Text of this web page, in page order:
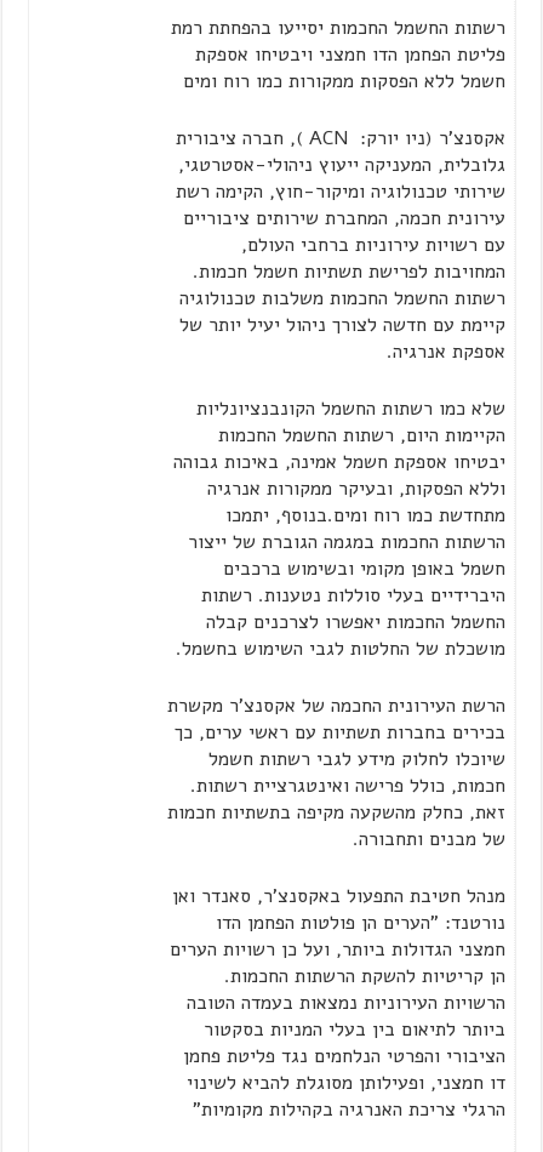
רשתות החשמל החכמות יסייעו בהפחתת רמת
פליטת הפחמן הדו חמצני ויבטיחו אספקת
חשמל ללא הפסקות ממקורות כמו רוח ומים
אקסנצ'ר (ניו יורק: ACN
), חברה ציבורית
גלובלית, המעניקה ייעוץ ניהולי-אסטרטגי,
שירותי טכנולוגיה ומיקור-חוץ, הקימה רשת
עירונית חכמה, המחברת שירותים ציבוריים
עם רשויות עירוניות ברחבי העולם,
המחויבות לפרישת תשתיות חשמל חכמות.
רשתות החשמל החכמות משלבות טכנולוגיה
קיימת עם חדשהלצורך ניהול יעיל יותר של
אספקת אנרגיה.
שלא כמו רשתות החשמל הקונבנציונליות
הקיימות היום, רשתות החשמל החכמות
יבטיחו אספקת חשמל אמינה, באיכות גבוהה
וללא הפסקות, ובעיקר ממקורות אנרגיה
מתחדשת כמו רוח ומים.בנוסף, יתמכו
הרשתות החכמות במגמה הגוברת של ייצור
חשמל באופן מקומי ובשימוש ברכבים
היברידיים בעלי סוללות נטענות. רשתות
החשמל החכמות יאפשרו לצרכנים קבלה
מושכלת של החלטות לגבי השימוש בחשמל.
הרשת העירונית החכמה של אקסנצ'ר מקשרת
בכירים בחברות תשתיות עם ראשי ערים, כך
שיוכלו לחלוק מידע לגבי רשתות חשמל
חכמות, כולל פרישה ואינטגרציית רשתות.
זאת, כחלק מהשקעה מקיפה בתשתיות חכמות
של מבנים ותחבורה.
מנהל חטיבת התפעול באקסנצ'ר, סאנדר ואן
נורטנד: "הערים הן פולטות הפחמן הדו
חמצני הגדולות ביותר, ועל כן רשויות הערים
הן קריטיות להשקת הרשתות החכמות.
הרשויות העירוניות נמצאות בעמדה הטובה
ביותר לתיאום בין בעלי המניות בסקטור
הציבורי והפרטי הנלחמים נגד פליטת פחמן
דו חמצני, ופעילותן מסוגלת להביא לשינוי
הרגלי צריכת האנרגיה בקהילות מקומיות"